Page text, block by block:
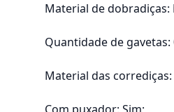
Material de dobradiças:
Quantidade de gavetas:
Material das